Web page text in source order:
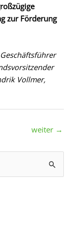
zur Förderung
Vollmer,
weiter →